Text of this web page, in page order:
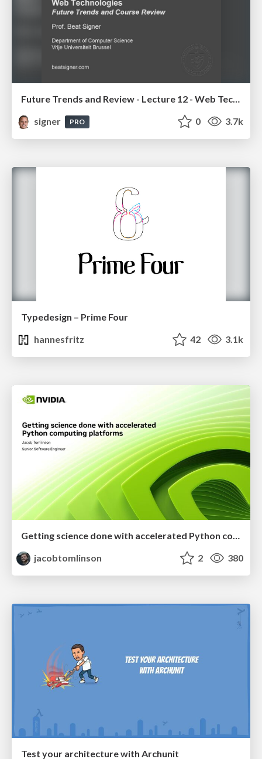
Future Trends and Review - Lecture 12 - Web Technologies (1019888BNR)
signer
PRO 0 3.7k
Typedesign – Prime Four
hannesfritz
42 3.1k
jacobtomlinson
2 380
Test your architecture with Archunit